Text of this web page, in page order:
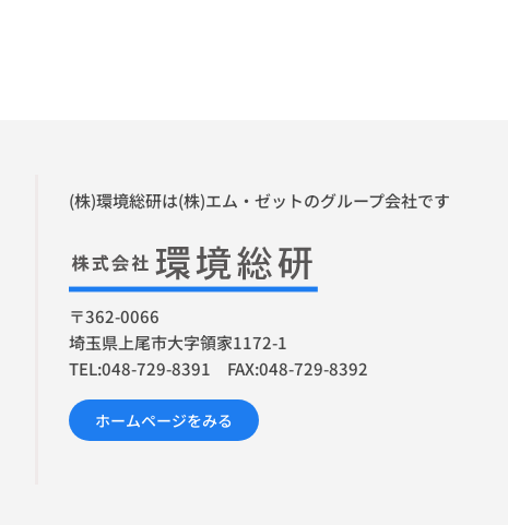
(株)環境総研は(株)エム・ゼットのグループ会社です
〒362-0066
埼玉県上尾市大字領家1172-1
TEL:048-729-8391 FAX:048-729-8392
ホームページをみる